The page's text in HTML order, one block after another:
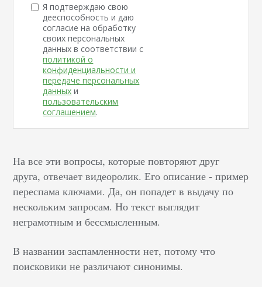
Я подтверждаю свою
дееспособность и даю
согласие на обработку
своих персональных
данных в соответствии с
политикой о
конфиденциальности и
передаче персональных
данных и
пользовательским
соглашением.
На все эти вопросы, которые повторяют друг
друга, отвечает видеоролик. Его описание - пример
переспама ключами. Да, он попадет в выдачу по
нескольким запросам. Но текст выглядит
неграмотным и бессмысленным.
В названии заспамленности нет, потому что
поисковики не различают синонимы.